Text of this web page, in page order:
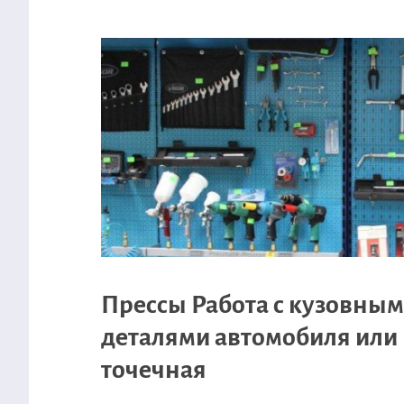
Прессы Работа с
деталями автомобиля или
точечная